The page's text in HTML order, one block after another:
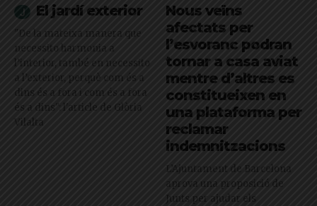
El jardí exterior
"De la mateixa manera que
necessito harmonia a
l’interior, també en necessito
a l’exterior, perquè com és a
dins és a fora i com és a fora
és a dins": l'article de Glòria
Vilalta
Nous veïns
afectats per
l’esvoranc podran
tornar a casa aviat
mentre d’altres es
constitueixen en
una plataforma per
reclamar
indemnitzacions
L’Ajuntament de Barcelona
aprova una proposició de
Junts per ajudar els